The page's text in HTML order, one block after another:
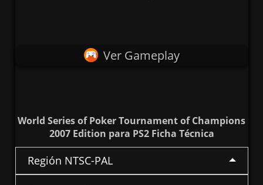
Ver Gameplay
World Series of Poker Tournament of Champions
2007 Edition para PS2 Ficha Técnica
Región NTSC-PAL